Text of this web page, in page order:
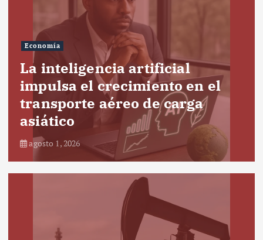
Economía
La inteligencia artificial
impulsa el crecimiento en el
transporte aéreo de carga
asiático
agosto 1, 2026